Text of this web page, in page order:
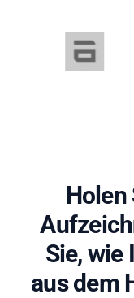
Holen
Sie, wie
aus dem